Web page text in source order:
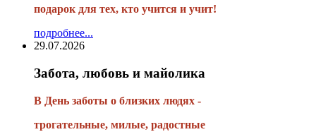
подарок для тех, кто учится и учит!
подробнее...
29.07.2026
Забота, любовь и майолика
В День заботы о близких людях -
трогательные, милые, радостные